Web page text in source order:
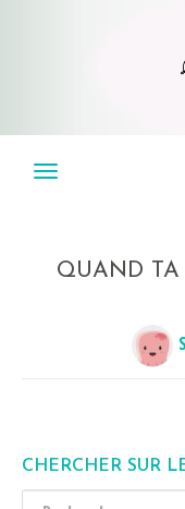
Menu
QUAND TA
CHERCHER SUR